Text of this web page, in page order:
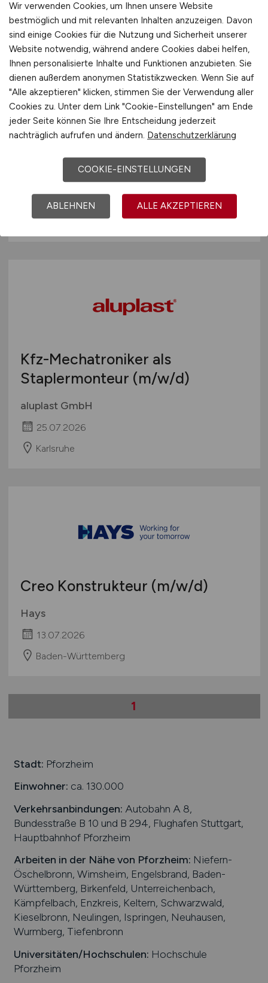
Niefern-Öschelbronn
ISCAR Germany GmbH
25.07.2026
Ettlingen
Kfz-Mechatroniker als
Staplermonteur (m/w/d)
aluplast GmbH
25.07.2026
Karlsruhe
Creo Konstrukteur (m/w/d)
Hays
13.07.2026
Baden-Württemberg
1
Stadt: Pforzheim
Einwohner: ca. 130.000
Verkehrsanbindungen: Autobahn A 8,
Bundesstraße B 10 und B 294, Flughafen Stuttgart,
Hauptbahnhof Pforzheim
Arbeiten in der Nähe von Pforzheim: Niefern-
Öschelbronn, Wimsheim, Engelsbrand, Baden-
Württemberg, Birkenfeld, Unterreichenbach,
Kämpfelbach, Enzkreis, Keltern, Schwarzwald,
Kieselbronn, Neulingen, Ispringen, Neuhausen,
Wurmberg, Tiefenbronn
Universitäten/Hochschulen: Hochschule
Pforzheim
Wir verwenden Cookies, um Ihnen unsere Website
bestmöglich und mit relevanten Inhalten anzuzeigen. Davon
sind einige Cookies für die Nutzung und Sicherheit unserer
Website notwendig, während andere Cookies dabei helfen,
Ihnen personalisierte Inhalte und Funktionen anzubieten. Sie
dienen außerdem anonymen Statistikzwecken. Wenn Sie auf
"Alle akzeptieren" klicken, stimmen Sie der Verwendung aller
Cookies zu. Unter dem Link "Cookie-Einstellungen" am Ende
jeder Seite können Sie Ihre Entscheidung jederzeit
nachträglich aufrufen und ändern. Datenschutzerklärung
COOKIE-EINSTELLUNGEN
ABLEHNEN ALLE AKZEPTIEREN